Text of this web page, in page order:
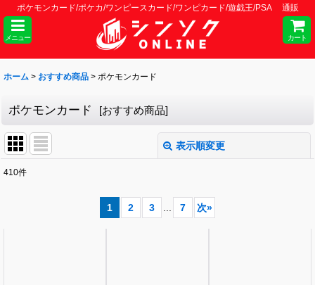
ポケモンカード/ポケカ/ワンピースカード/ワンピカード/遊戯王/PSA 通販
メニュー カート
ホーム > おすすめ商品 > ポケモンカード
ポケモンカード [おすすめ商品]
表示順変更
410件
1 2 3 ... 7 次»